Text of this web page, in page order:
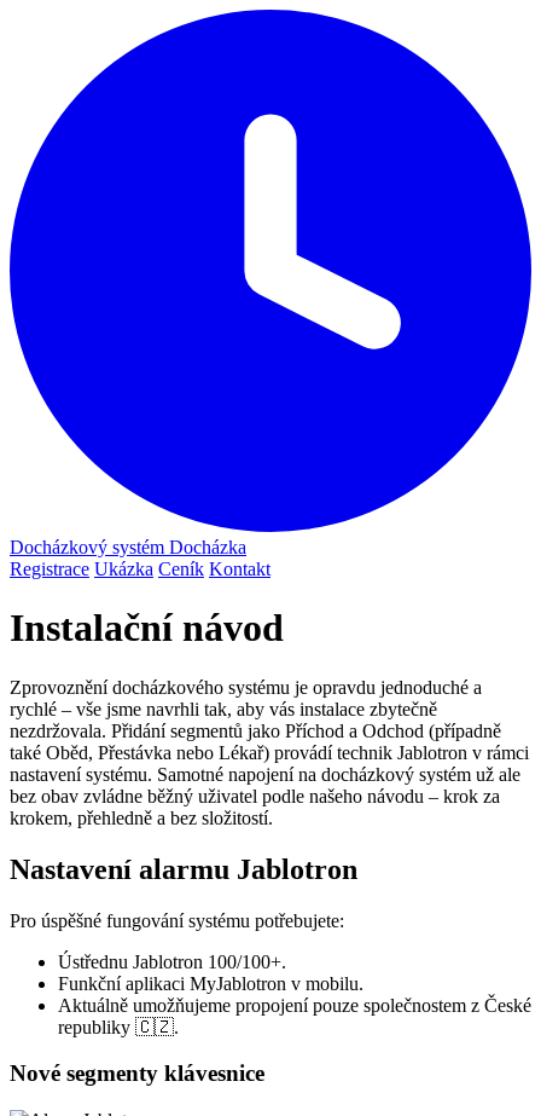
Docházkový systém Docházka
Registrace Ukázka Ceník Kontakt
Instalační návod
Zprovoznění docházkového systému je opravdu jednoduché a
rychlé – vše jsme navrhli tak, aby vás instalace zbytečně
nezdržovala. Přidání segmentů jako Příchod a Odchod (případně
také Oběd, Přestávka nebo Lékař) provádí technik Jablotron v rámci
nastavení systému. Samotné napojení na docházkový systém už ale
bez obav zvládne běžný uživatel podle našeho návodu – krok za
krokem, přehledně a bez složitostí.
Nastavení alarmu Jablotron
Pro úspěšné fungování systému potřebujete:
Ústřednu Jablotron 100/100+.
Funkční aplikaci MyJablotron v mobilu.
Aktuálně umožňujeme propojení pouze společnostem z České
republiky 🇨🇿.
Nové segmenty klávesnice